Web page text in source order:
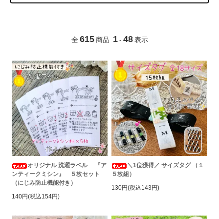
全 615 商品 1 - 48 表示
オリジナル 洗濯ラベル 『ア
ンティークミシン』 ５枚セット
（にじみ防止機能付き）
140円(税込154円)
＼1位獲得／ サイズタグ （１
５枚組）
130円(税込143円)